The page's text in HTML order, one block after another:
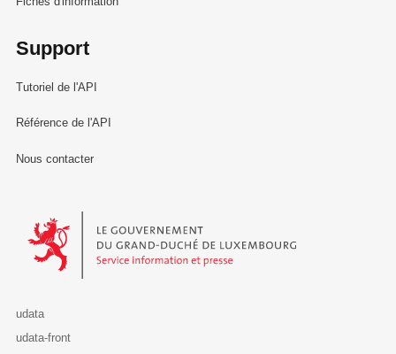
Support
Tutoriel de l'API
Référence de l'API
Nous contacter
Le Gouvernement du Grand-Duché de Luxembourg - Service
udata
udata-front